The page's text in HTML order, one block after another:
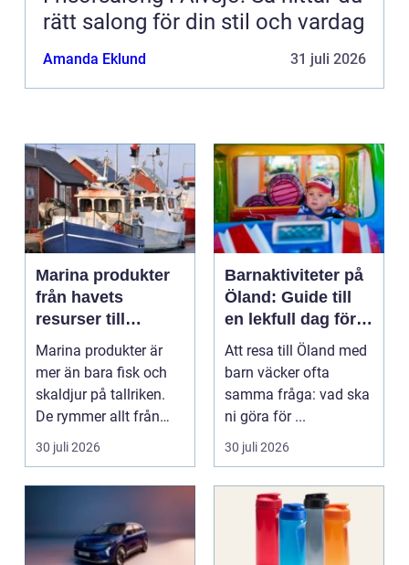
rätt salong för din stil och vardag
Amanda Eklund 31 juli 2026
Marina produkter
från havets
resurser till
hållbara
upplevelser
Marina produkter är
mer än bara fisk och
skaldjur på tallriken.
De rymmer allt från
mat och hälsa ti...
30 juli 2026
Barnaktiviteter på
Öland: Guide till
en lekfull dag för
hela familjen
Att resa till Öland med
barn väcker ofta
samma fråga: vad ska
ni göra för ...
30 juli 2026